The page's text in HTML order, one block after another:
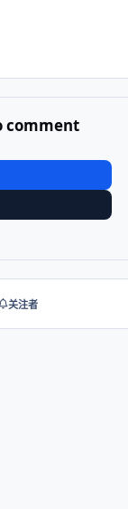
comment
关注者